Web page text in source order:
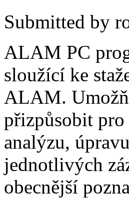
Submitted by
ALAM PC
sloužící ke
ALAM.
přizpůsobit
analýzu,
jednotlivých
obecnější